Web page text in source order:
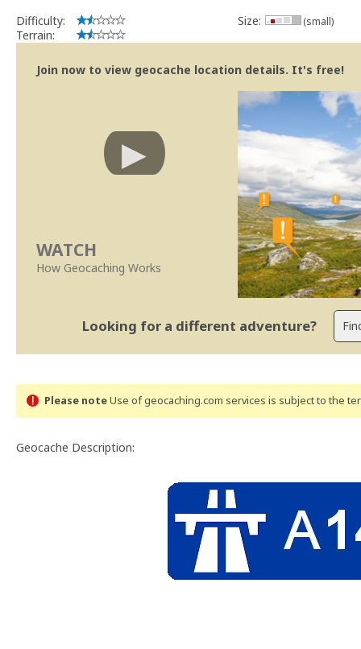
Community Volunteer Reviewer
Centro de Ajuda
Trabalhar com o Revisor/Revisões mais rápidas
Linhas Orientação
Políticas Regionais - Portugal
Difficulty:
Terrain:
Size: (small)
Join now to view geocache location details. It's free!
WATCH
How Geocaching Works
Looking for a different adventure?
Please noteUse of geocaching.com services is subject to the
Geocache Description: